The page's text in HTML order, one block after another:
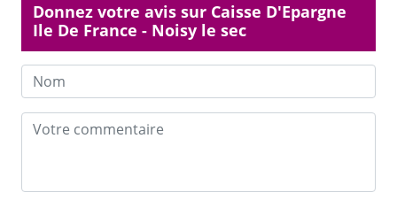
Donnez votre avis sur Caisse D'Epargne
Ile De France - Noisy le sec